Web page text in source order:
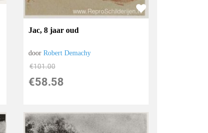
Jac, 8 jaar oud
doorRobert Demachy
€101.00
€58.58